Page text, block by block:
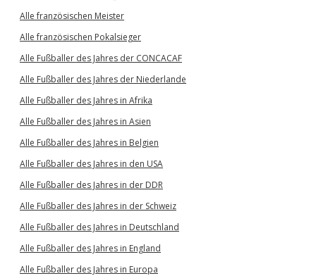
Alle französischen Meister
Alle französischen Pokalsieger
Alle Fußballer des Jahres der CONCACAF
Alle Fußballer des Jahres der Niederlande
Alle Fußballer des Jahres in Afrika
Alle Fußballer des Jahres in Asien
Alle Fußballer des Jahres in Belgien
Alle Fußballer des Jahres in den USA
Alle Fußballer des Jahres in der DDR
Alle Fußballer des Jahres in der Schweiz
Alle Fußballer des Jahres in Deutschland
Alle Fußballer des Jahres in England
Alle Fußballer des Jahres in Europa